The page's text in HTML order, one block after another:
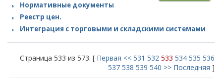
Нормативные документы
Реестр цен.
Интеграция с торговыми и складскими системами
Страница 533 из 573. [ Первая << 531 532 533 534 535 536
537 538 539 540 >> Последняя ]